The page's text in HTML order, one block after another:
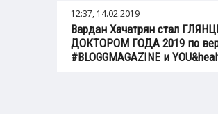
12:37, 14.02.2019
Вардан Хачатрян стал
ДОКТОРОМ ГОДА 2019 по
#BLOGGMAGAZINE и